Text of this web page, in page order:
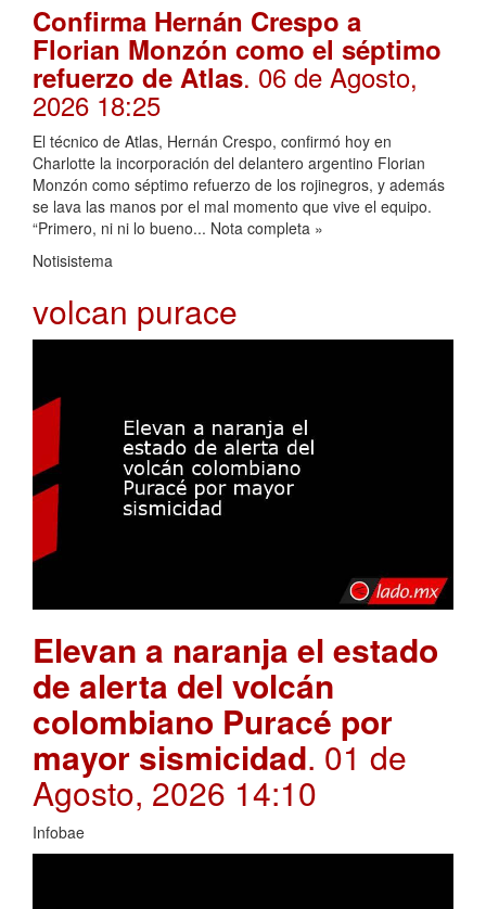
Confirma Hernán Crespo a
Florian Monzón como el séptimo
refuerzo de Atlas. 06 de Agosto,
2026 18:25
El técnico de Atlas, Hernán Crespo, confirmó hoy en
Charlotte la incorporación del delantero argentino Florian
Monzón como séptimo refuerzo de los rojinegros, y además
se lava las manos por el mal momento que vive el equipo.
“Primero, ni ni lo bueno... Nota completa »
Notisistema
volcan purace
Elevan a naranja el estado
de alerta del volcán
colombiano Puracé por
mayor sismicidad. 01 de
Agosto, 2026 14:10
Infobae